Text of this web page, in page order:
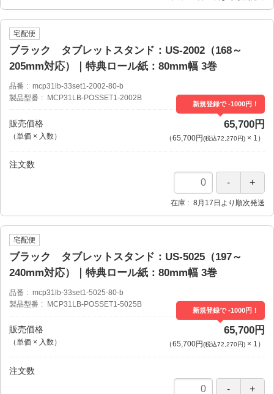
宅配便
ブラック タブレットスタンド：US-2002（168～
205mm対応）｜特典ロール紙：80mm幅 3巻
品番
mcp31lb-33set1-2002-80-b
製品型番
MCP31LB-POSSET1-2002B
販売価格
（単価 × 入数）
新規登録で -1000円！
65,700円
（65,700円(税込72,270円)× 1 ）
注文数
在庫 8月17日より順次発送
宅配便
ブラック タブレットスタンド：US-5025（197～
240mm対応）｜特典ロール紙：80mm幅 3巻
品番
mcp31lb-33set1-5025-80-b
製品型番
MCP31LB-POSSET1-5025B
販売価格
（単価 × 入数）
新規登録で -1000円！
65,700円
（65,700円(税込72,270円)× 1 ）
注文数